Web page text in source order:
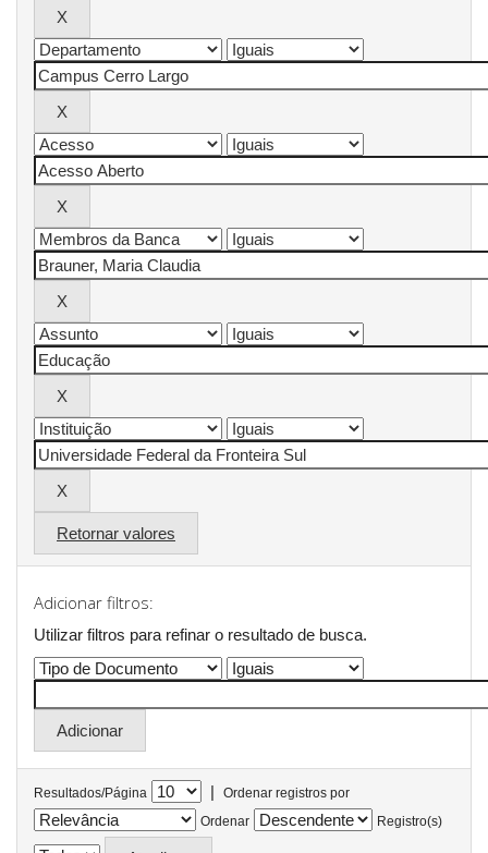
Retornar valores
Adicionar filtros:
Utilizar filtros para refinar o resultado de busca.
Resultados/Página |
Ordenar registros por
Ordenar
Registro(s)